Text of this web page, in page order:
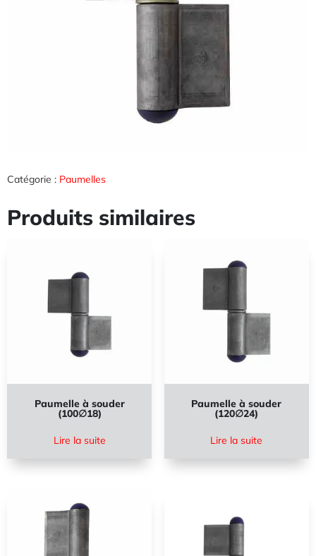
Catégorie : Paumelles
Produits similaires
Paumelle à souder
(100∅18)
Lire la suite
Paumelle à souder
(120∅24)
Lire la suite